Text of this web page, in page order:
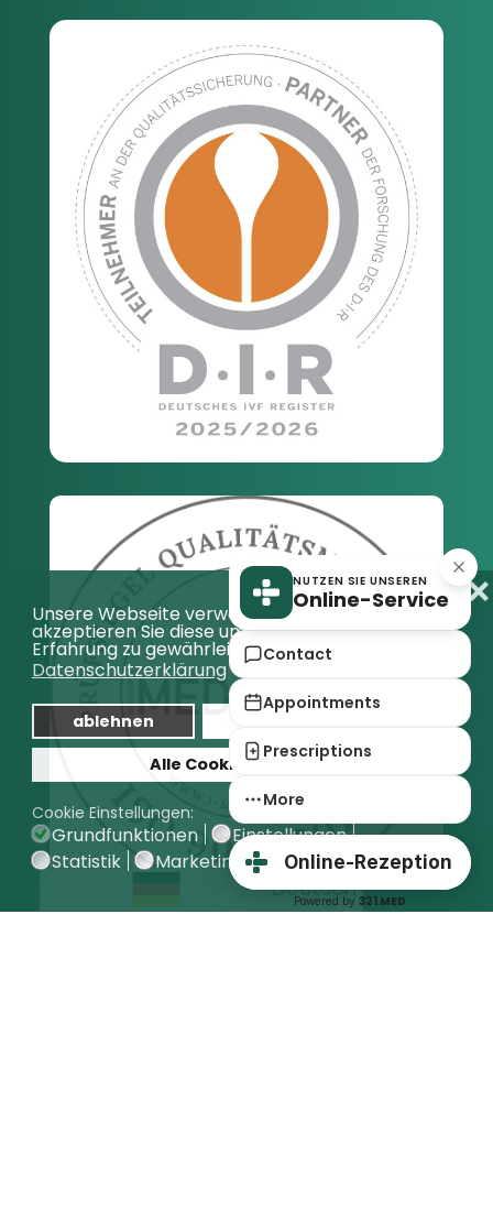
Unsere Webseite verwendet Cookies,
akzeptieren Sie diese um eine bestmögliche
Erfahrung zu gewährleisten.
Datenschutzerklärung
ablehnen
Alle Cookies erlauben
❌
Cookie Einstellungen:
Grundfunktionen
Einstellungen
Statistik
Marketing
Deutsch
Online-Rezeption
Powered by 321 MED
NUTZEN SIE UNSEREN
Online-Service
Contact
Appointments
Prescriptions
More